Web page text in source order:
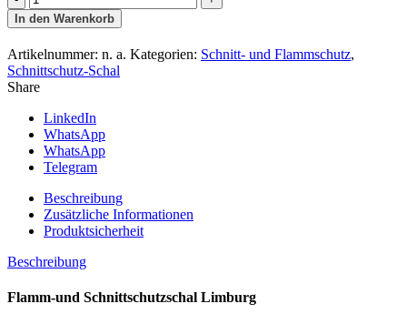
und
Flammschutzschal
Limburg
Steingrau
Oliv
Menge
In den Warenkorb
Artikelnummer: n. a. Kategorien: Schnitt- und Flammschutz,
Schnittschutz-Schal
Share
LinkedIn
WhatsApp
WhatsApp
Telegram
Beschreibung
Zusätzliche Informationen
Produktsicherheit
Beschreibung
Flamm-und Schnittschutzschal Limburg